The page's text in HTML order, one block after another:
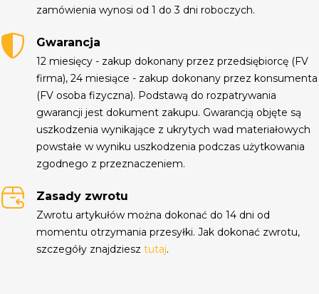
zamówienia wynosi od 1 do 3 dni roboczych.
Gwarancja
12 miesięcy - zakup dokonany przez przedsiębiorcę (FV
firma), 24 miesiące - zakup dokonany przez konsumenta
(FV osoba fizyczna). Podstawą do rozpatrywania
gwarancji jest dokument zakupu. Gwarancją objęte są
uszkodzenia wynikające z ukrytych wad materiałowych
powstałe w wyniku uszkodzenia podczas użytkowania
zgodnego z przeznaczeniem.
Zasady zwrotu
Zwrotu artykułów można dokonać do 14 dni od
momentu otrzymania przesyłki. Jak dokonać zwrotu,
szczegóły znajdziesztutaj.